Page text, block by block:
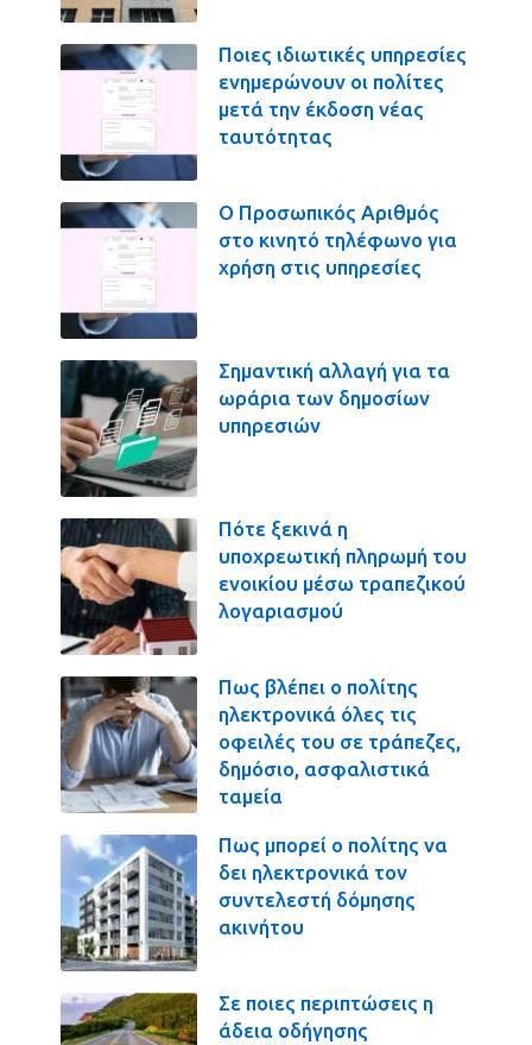
Ποιες ιδιωτικές υπηρεσίες
ενημερώνουν οι πολίτες
μετά την έκδοση νέας
ταυτότητας
Ο Προσωπικός Αριθμός
στο κινητό τηλέφωνο για
χρήση στις υπηρεσίες
Σημαντική αλλαγή για τα
ωράρια των δημοσίων
υπηρεσιών
Πότε ξεκινά η
υποχρεωτική πληρωμή του
ενοικίου μέσω τραπεζικού
λογαριασμού
Πως βλέπει ο πολίτης
ηλεκτρονικά όλες τις
οφειλές του σε τράπεζες,
δημόσιο, ασφαλιστικά
ταμεία
Πως μπορεί ο πολίτης να
δει ηλεκτρονικά τον
συντελεστή δόμησης
ακινήτου
Σε ποιες περιπτώσεις η
άδεια οδήγησης